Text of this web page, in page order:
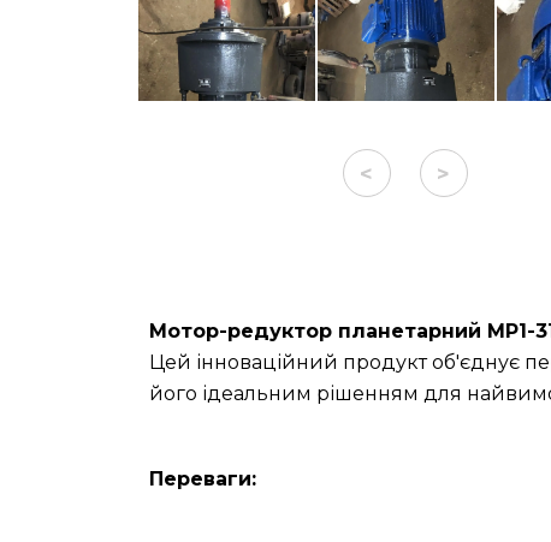
< >
Мотор-редуктор планетарний МР1-
Цей інноваційний продукт об'єднує
його ідеальним рішенням для
Переваги: